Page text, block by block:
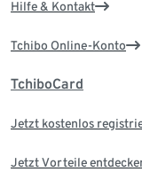
Hilfe & Kontakt
Tchibo Online-Konto
TchiboCard
Jetzt kostenlos
Jetzt Vorteile